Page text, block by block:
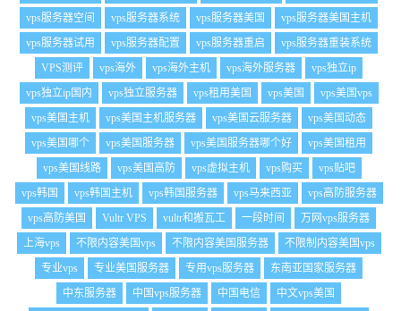
vps服务器空间
vps服务器系统 vps服务器美国
vps服务器美国主机
vps服务器试用
vps服务器配置 vps服务器重启
vps服务器重装系统
VPS测评
vps海外 vps海外主机 vps海外服务器
vps独立ip
vps独立ip国内
vps独立服务器 vps租用美国 vps美国
vps美国vps
vps美国主机
vps美国主机服务器 vps美国云服务器
vps美国动态
vps美国哪个
vps美国服务器 vps美国服务器哪个好
vps美国租用
vps美国线路
vps美国高防 vps虚拟主机 vps购买
vps贴吧
vps韩国
vps韩国主机 vps韩国服务器 vps马来西亚
vps高防服务器
vps高防美国
Vultr VPS vultr和搬瓦工 一段时间
万网vps服务器
上海vps
不限内容美国vps 不限内容美国服务器
不限制内容美国vps
专业vps
专业美国服务器 专用vps服务器
东南亚国家服务器
中东服务器
中国vps服务器 中国电信
中文vps美国